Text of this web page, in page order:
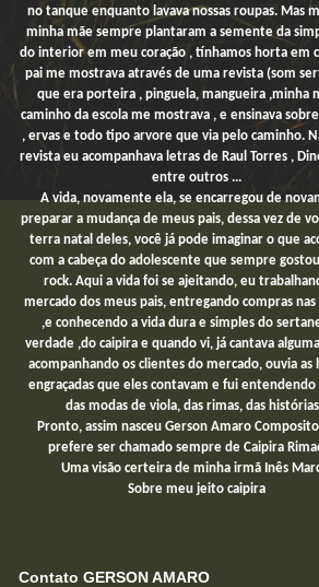
no tanque enquanto lavava nossas roupas. Mas
minha mãe sempre plantaram a semente da
do interior em meu coração , tínhamos horta em
pai me mostrava através de uma revista (som
que era porteira , pinguela, mangueira ,minha
caminho da escola me mostrava , e ensinava
, ervas e todo tipo arvore que via pelo caminho.
revista eu acompanhava letras de Raul Torres ,
entre outros ...
A vida, novamente ela, se encarregou de
preparar a mudança de meus pais, dessa vez de
terra natal deles, você já pode imaginar o que
com a cabeça do adolescente que sempre
rock. Aqui a vida foi se ajeitando, eu
mercado dos meus pais, entregando compras nas
,e conhecendo a vida dura e simples do
verdade ,do caipira e quando vi, já cantava
acompanhando os clientes do mercado, ouvia as
engraçadas que eles contavam e fui
das modas de viola, das rimas, das
Pronto, assim nasceu Gerson Amaro
prefere ser chamado sempre de Caipira
Uma visão certeira de minha irmã Inês
Sobre meu jeito caipira
Contato GERSON AMARO